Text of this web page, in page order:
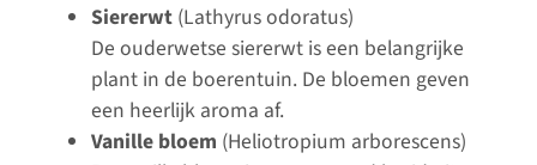
Siererwt (Lathyrus odoratus)
De ouderwetse siererwt is een belangrijke
plant in de boerentuin. De bloemen geven
een heerlijk aroma af.
Vanille bloem (Heliotropium arborescens)